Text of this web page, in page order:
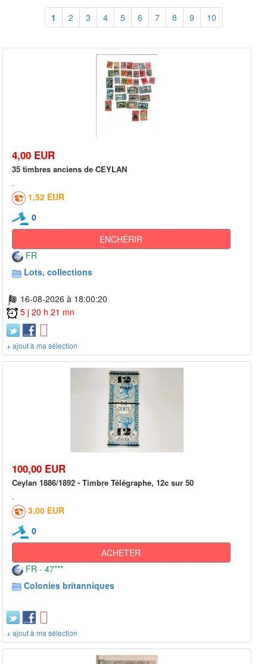
1 2 3 4 5 6 7 8 9 10
4,00 EUR
35 timbres anciens de CEYLAN
1,52 EUR
0
ENCHÉRIR
FR
Lots, collections
16-08-2026 à 18:00:20
5 j 20 h 21 mn
+ ajout à ma sélection
100,00 EUR
Ceylan 1886/1892 - Timbre Télégraphe, 12c sur 50
3,00 EUR
0
ACHETER
FR - 47***
Colonies britanniques
+ ajout à ma sélection